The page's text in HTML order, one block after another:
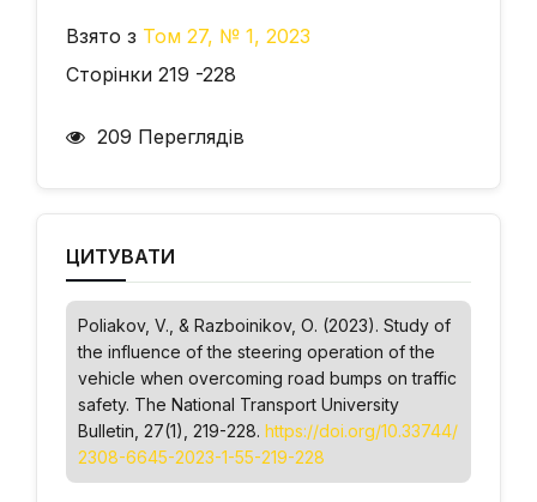
Взято з Том 27, № 1, 2023
Сторінки 219 -228
209 Переглядів
ЦИТУВАТИ
Poliakov, V., & Razboinikov, О. (2023). Study of
the influence of the steering operation of the
vehicle when overcoming road bumps on traffic
safety. The National Transport University
Bulletin , 27(1), 219-228. https://doi.org/10.33744/
2308-6645-2023-1-55-219-228